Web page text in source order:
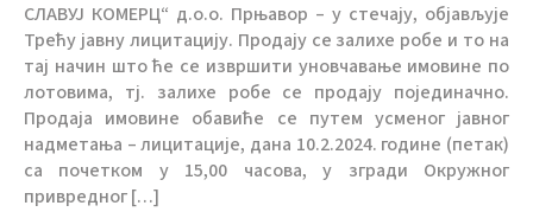
СЛАВУЈ КОМЕРЦ“ д.о.о. Прњавор – у стечају, објављује
Трећу јавну лицитацију. Продају се залихе робе и то на
тај начин што ће се извршити уновчавање имовине по
лотовима, тј. залихе робе се продају појединачно.
Продаја имовине обавиће се путем усменог јавног
надметања – лицитације, дана 10.2.2024. године (петак)
са почетком у 15,00 часова, у згради Окружног
привредног […]